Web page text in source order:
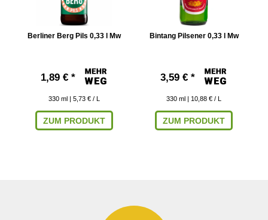
Berliner Berg Pils 0,33 l Mw
1,89 € *
330 ml | 5,73 € / L
ZUM PRODUKT
Bintang Pilsener 0,33 l Mw
3,59 € *
330 ml | 10,88 € / L
ZUM PRODUKT